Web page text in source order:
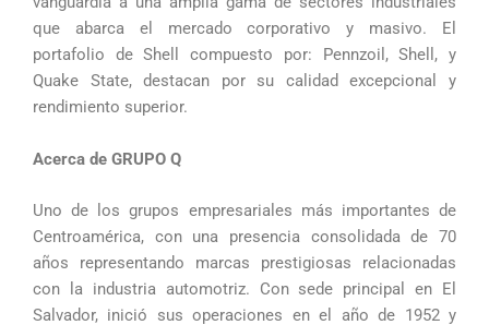
que abarca el mercado corporativo y masivo. El
portafolio de Shell compuesto por: Pennzoil, Shell, y
Quake State, destacan por su calidad excepcional y
rendimiento superior.
Acerca de GRUPO Q
Uno de los grupos empresariales más importantes de
Centroamérica, con una presencia consolidada de 70
años representando marcas prestigiosas relacionadas
con la industria automotriz. Con sede principal en El
Salvador, inició sus operaciones en el año de 1952 y